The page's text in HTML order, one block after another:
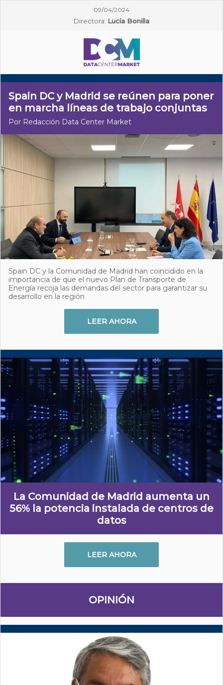
09/04/2024
Directora: Lucía Bonilla
Spain DC y Madrid se reúnen para poner
en marcha líneas de trabajo conjuntas
Por Redacción Data Center Market
Spain DC y la Comunidad de Madrid han coincidido en la
importancia de que el nuevo Plan de Transporte de
Energía recoja las demandas del sector para garantizar su
desarrollo en la región
LEER AHORA
La Comunidad de Madrid aumenta un
56% la potencia instalada de centros de
datos
LEER AHORA
OPINIÓN